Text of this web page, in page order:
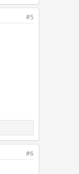
#5
#6